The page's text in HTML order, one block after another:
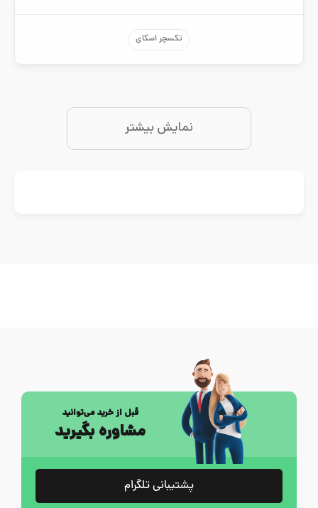
تکسچر اسکای
نمایش بیشتر
قبل از خرید می‌توانید
مشاوره بگیرید
پشتیبانی تلگرام